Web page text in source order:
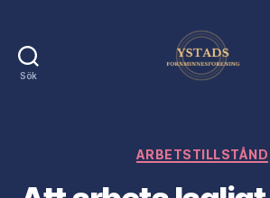
Sök
Kategorier
ARBETSTILLSTÅND